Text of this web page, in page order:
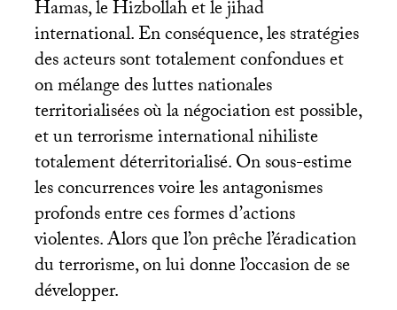
Hamas, le Hizbollah et le jihad
international. En conséquence, les stratégies
des acteurs sont totalement confondues et
on mélange des luttes nationales
territorialisées où la négociation est possible,
et un terrorisme international nihiliste
totalement déterritorialisé. On sous-estime
les concurrences voire les antagonismes
profonds entre ces formes d’actions
violentes. Alors que l’on prêche l’éradication
du terrorisme, on lui donne l’occasion de se
développer.